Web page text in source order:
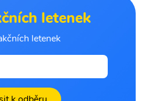
letenek
letenek